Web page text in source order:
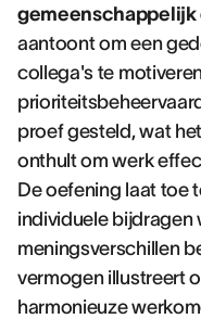
gemeenschappelijk
aantoont om een
collega's te
proef gesteld, wat
onthult om werk
De oefening laat toe
individuele bijdragen
meningsverschillen
vermogen illustreert
harmonieuze